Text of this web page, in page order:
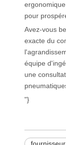
pour
Avez-vous
exacte du
équipe
une
"}